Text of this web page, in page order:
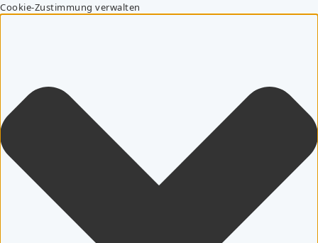
Cookie-Zustimmung verwalten